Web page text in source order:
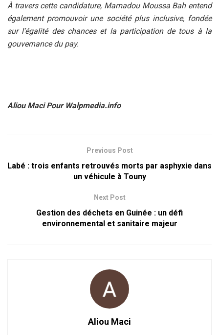
À travers cette candidature, Mamadou Moussa Bah entend
également promouvoir une société plus inclusive, fondée
sur l’égalité des chances et la participation de tous à la
gouvernance du pay.
Aliou Maci Pour Walpmedia.info
Previous Post
Labé : trois enfants retrouvés morts par asphyxie dans
un véhicule à Touny
Next Post
Gestion des déchets en Guinée : un défi
environnemental et sanitaire majeur
Aliou Maci